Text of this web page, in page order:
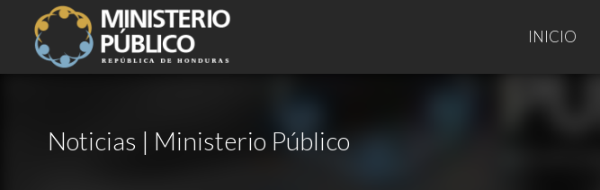
INICIO
Noticias | Ministerio Público